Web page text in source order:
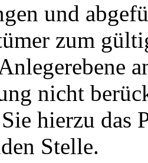
und
zum
nicht
hierzu das
Stelle.